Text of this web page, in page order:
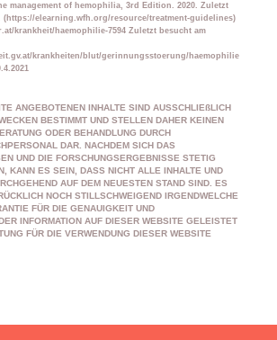
management of hemophilia, 3rd Edition. 2020. Zuletzt
(https://elearning.wfh.org/resource/treatment-guidelines)
krankheit/haemophilie-7594 Zuletzt besucht am
krankheiten/blut/gerinnungsstoerung/haemophilie
ANGEBOTENEN INHALTE SIND AUSSCHLIEßLICH
BESTIMMT UND STELLEN DAHER KEINEN
ODER BEHANDLUNG DURCH
DAR. NACHDEM SICH DAS
UND DIE FORSCHUNGSERGEBNISSE STETIG
KANN ES SEIN, DASS NICHT ALLE INHALTE UND
AUF DEM NEUESTEN STAND SIND. ES
NOCH STILLSCHWEIGEND IRGENDWELCHE
FÜR DIE GENAUIGKEIT UND
INFORMATION AUF DIESER WEBSITE GELEISTET
FÜR DIE VERWENDUNG DIESER WEBSITE